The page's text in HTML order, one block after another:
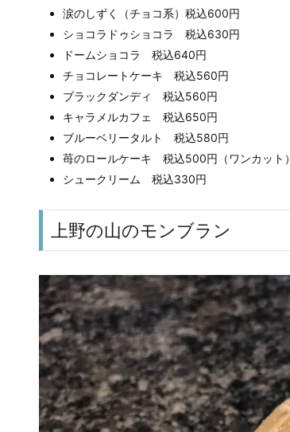
涙のしずく（チョコ系）税込600円
ショコラドゥショコラ 税込630円
ドームショコラ 税込640円
チョコレートケーキ 税込560円
ブラックダンディ 税込560円
キャラメルカフェ 税込650円
ブルーベリータルト 税込580円
苺のロールケーキ 税込500円（ワンカット）
シュークリーム 税込330円
上野の山のモンブラン